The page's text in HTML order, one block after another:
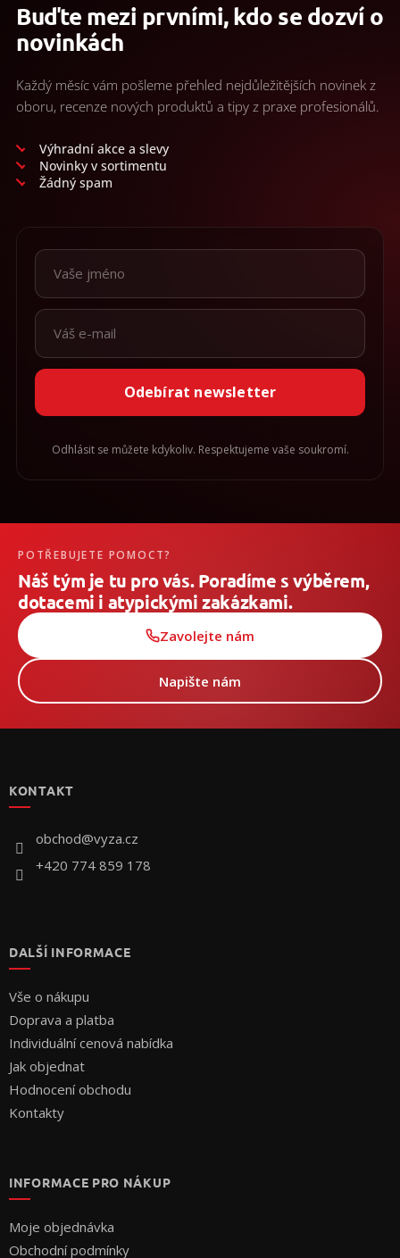
Buďte mezi prvními, kdo se dozví o
novinkách
Každý měsíc vám pošleme přehled nejdůležitějších novinek z
oboru, recenze nových produktů a tipy z praxe profesionálů.
Výhradní akce a slevy
Novinky v sortimentu
Žádný spam
Odebírat newsletter
Odhlásit se můžete kdykoliv. Respektujeme vaše soukromí.
POTŘEBUJETE POMOCT?
Náš tým je tu pro vás. Poradíme s výběrem,
dotacemi i atypickými zakázkami.
Zavolejte nám
Napište nám
KONTAKT
obchod@vyza.cz
+420 774 859 178
DALŠÍ INFORMACE
Vše o nákupu
Doprava a platba
Individuální cenová nabídka
Jak objednat
Hodnocení obchodu
Kontakty
INFORMACE PRO NÁKUP
Moje objednávka
Obchodní podmínky